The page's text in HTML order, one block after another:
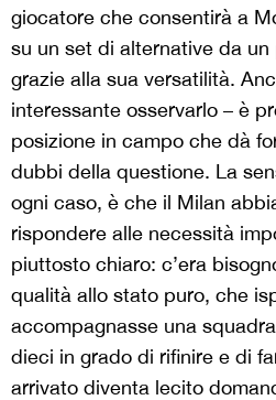
giocatore che consentirà a
su un set di alternative da
grazie alla sua versatilità.
interessante osservarlo – è
posizione in campo che dà
dubbi della questione. La
ogni caso, è che il Milan
rispondere alle necessità
piuttosto chiaro: c’era
qualità allo stato puro, che
accompagnasse una
dieci in grado di rifinire e di
arrivato diventa lecito